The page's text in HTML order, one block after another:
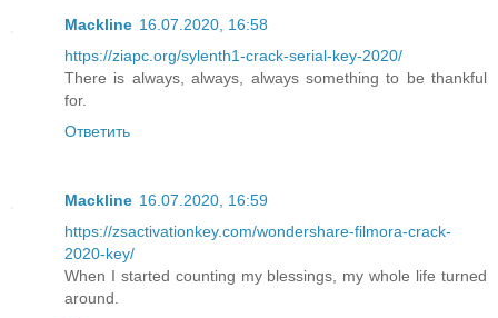
Mackline 16.07.2020, 16:58
https://ziapc.org/sylenth1-crack-serial-key-2020/
There is always, always, always something to be thankful
for.
Ответить
Mackline 16.07.2020, 16:59
https://zsactivationkey.com/wondershare-filmora-crack-
2020-key/
When I started counting my blessings, my whole life turned
around.